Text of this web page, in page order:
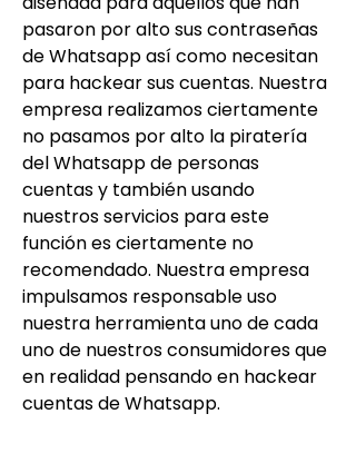
pasaron por alto sus contraseñas
de Whatsapp así como necesitan
para hackear sus cuentas. Nuestra
empresa realizamos ciertamente
no pasamos por alto la piratería
del Whatsapp de personas
cuentas y también usando
nuestros servicios para este
función es ciertamente no
recomendado. Nuestra empresa
impulsamos responsable uso
nuestra herramienta uno de cada
uno de nuestros consumidores que
en realidad pensando en hackear
cuentas de Whatsapp.